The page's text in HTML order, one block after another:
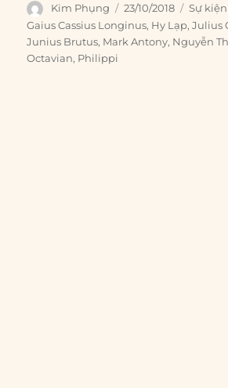
Author
Kim Phụng
Posted
on
23/10/2018 Sự kiện
Gaius Cassius Longinus, Hy Lạp,Julius
Junius Brutus, Mark Antony, Nguyễn
Octavian, Philippi